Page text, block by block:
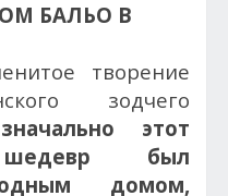
БАЛЬО В
творение
зодчего
этот
шедевр был
домом,